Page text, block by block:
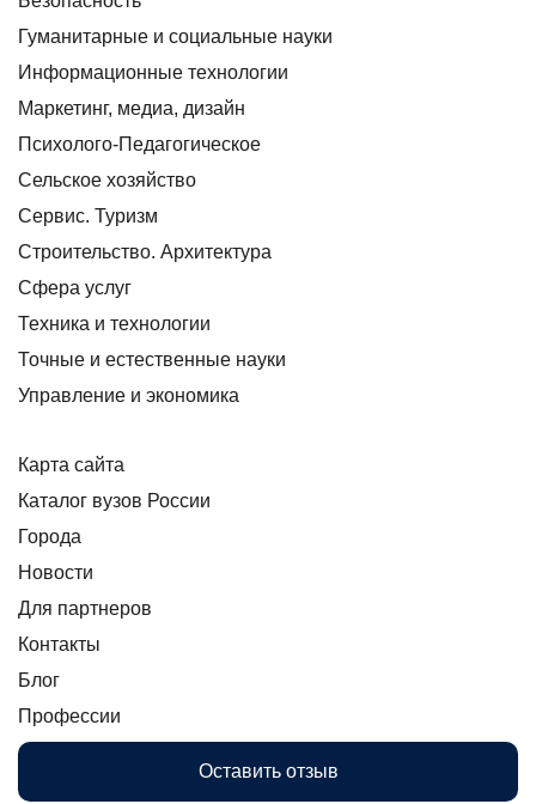
Гуманитарные и социальные науки
Информационные технологии
Маркетинг, медиа, дизайн
Психолого-Педагогическое
Сельское хозяйство
Сервис. Туризм
Строительство. Архитектура
Сфера услуг
Техника и технологии
Точные и естественные науки
Управление и экономика
Карта сайта
Каталог вузов России
Города
Новости
Для партнеров
Контакты
Блог
Профессии
Оставить отзыв